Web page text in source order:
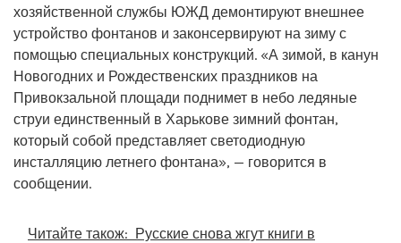
хозяйственной службы ЮЖД демонтируют внешнее
устройство фонтанов и законсервируют на зиму с
помощью специальных конструкций. «А зимой, в канун
Новогодних и Рождественских праздников на
Привокзальной площади поднимет в небо ледяные
струи единственный в Харькове зимний фонтан,
который собой представляет светодиодную
инсталляцию летнего фонтана», — говорится в
сообщении.
Читайте також: Русские снова жгут книги в